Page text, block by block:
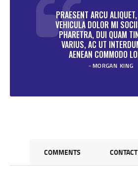
PRAESENT ARCU
VEHICULA DOLOR MI
PHARETRA, DUI QUAM
VARIUS, AC UT
AENEAN COMMODO
MORGAN KING
COMMENTS